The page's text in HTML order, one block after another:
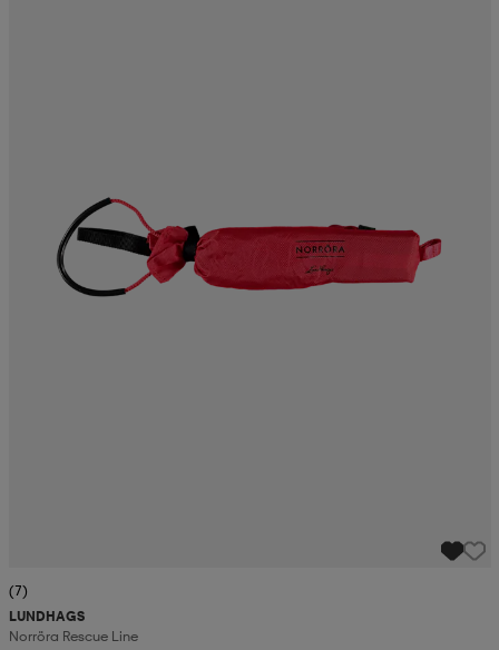
(7)
LUNDHAGS
Norröra Rescue Line